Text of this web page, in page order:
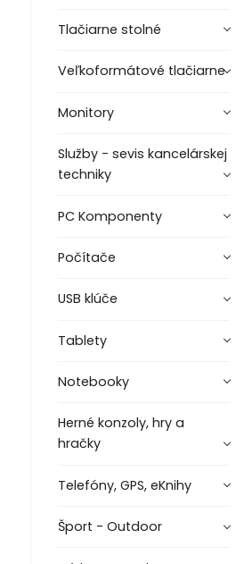
Tlačiarne stolné
Veľkoformátové tlačiarne
Monitory
Služby - sevis kancelárskej
techniky
PC Komponenty
Počítače
USB klúče
Tablety
Notebooky
Herné konzoly, hry a
hračky
Telefóny, GPS, eKnihy
Šport - Outdoor